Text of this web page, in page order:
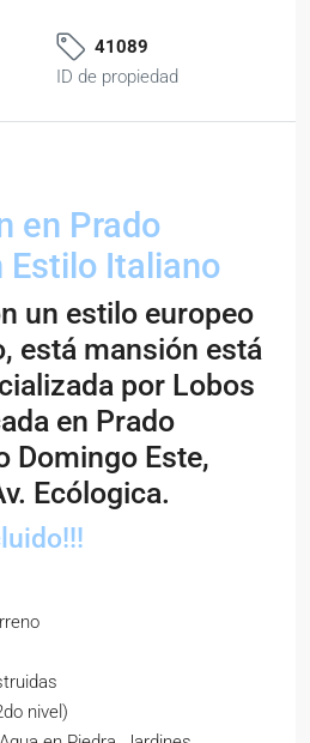
41089
ID de propiedad
en Prado
Estilo Italiano
un estilo europeo
está mansión está
por Lobos
en Prado
Domingo Este,
Ecólogica.
nivel)